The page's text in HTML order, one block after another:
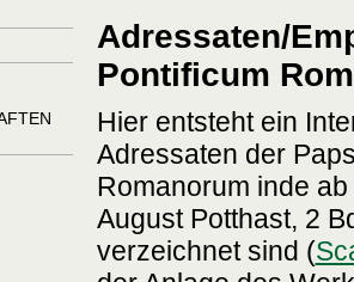
Adressaten/
Pontificum
Hier entsteht ein
Adressaten der
Romanorum inde
August Potthast, 2
verzeichnet sind (